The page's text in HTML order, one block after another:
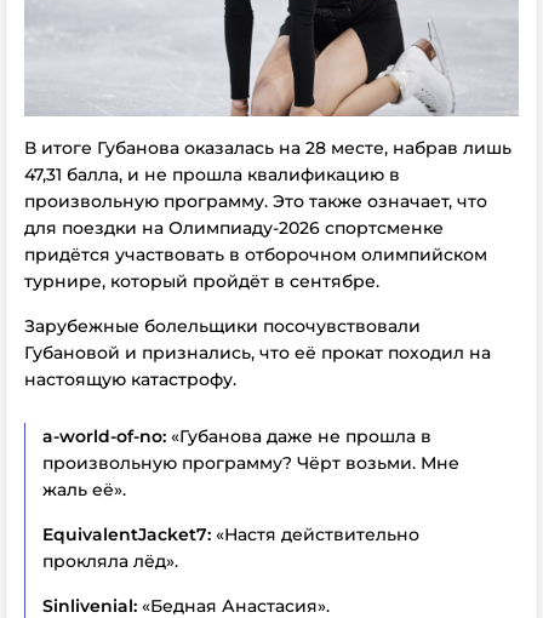
В итоге Губанова оказалась на 28 месте, набрав лишь
47,31 балла, и не прошла квалификацию в
произвольную программу. Это также означает, что
для поездки на Олимпиаду-2026 спортсменке
придётся участвовать в отборочном олимпийском
турнире, который пройдёт в сентябре.
Зарубежные болельщики посочувствовали
Губановой и признались, что её прокат походил на
настоящую катастрофу.
a-world-of-no: «Губанова даже не прошла в
произвольную программу? Чёрт возьми. Мне
жаль её».
EquivalentJacket7: «Настя действительно
прокляла лёд».
Sinlivenial: «Бедная Анастасия».